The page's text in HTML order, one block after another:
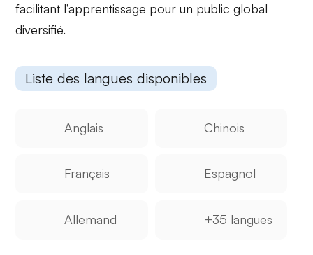
facilitant l’apprentissage pour un public global
diversifié.
Liste des langues disponibles
Anglais Chinois
Français Espagnol
Allemand +35 langues